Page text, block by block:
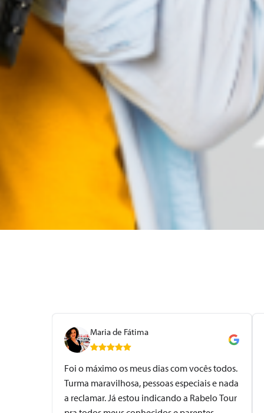
Maria de Fátima
Foi o máximo os meus dias com vocês todos.
Turma maravilhosa, pessoas especiais e nada
a reclamar. Já estou indicando a Rabelo Tour